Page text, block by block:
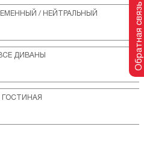
/ НЕЙТРАЛЬНЫЙ
ДИВАНЫ
ГОСТИНАЯ
Обратная связь